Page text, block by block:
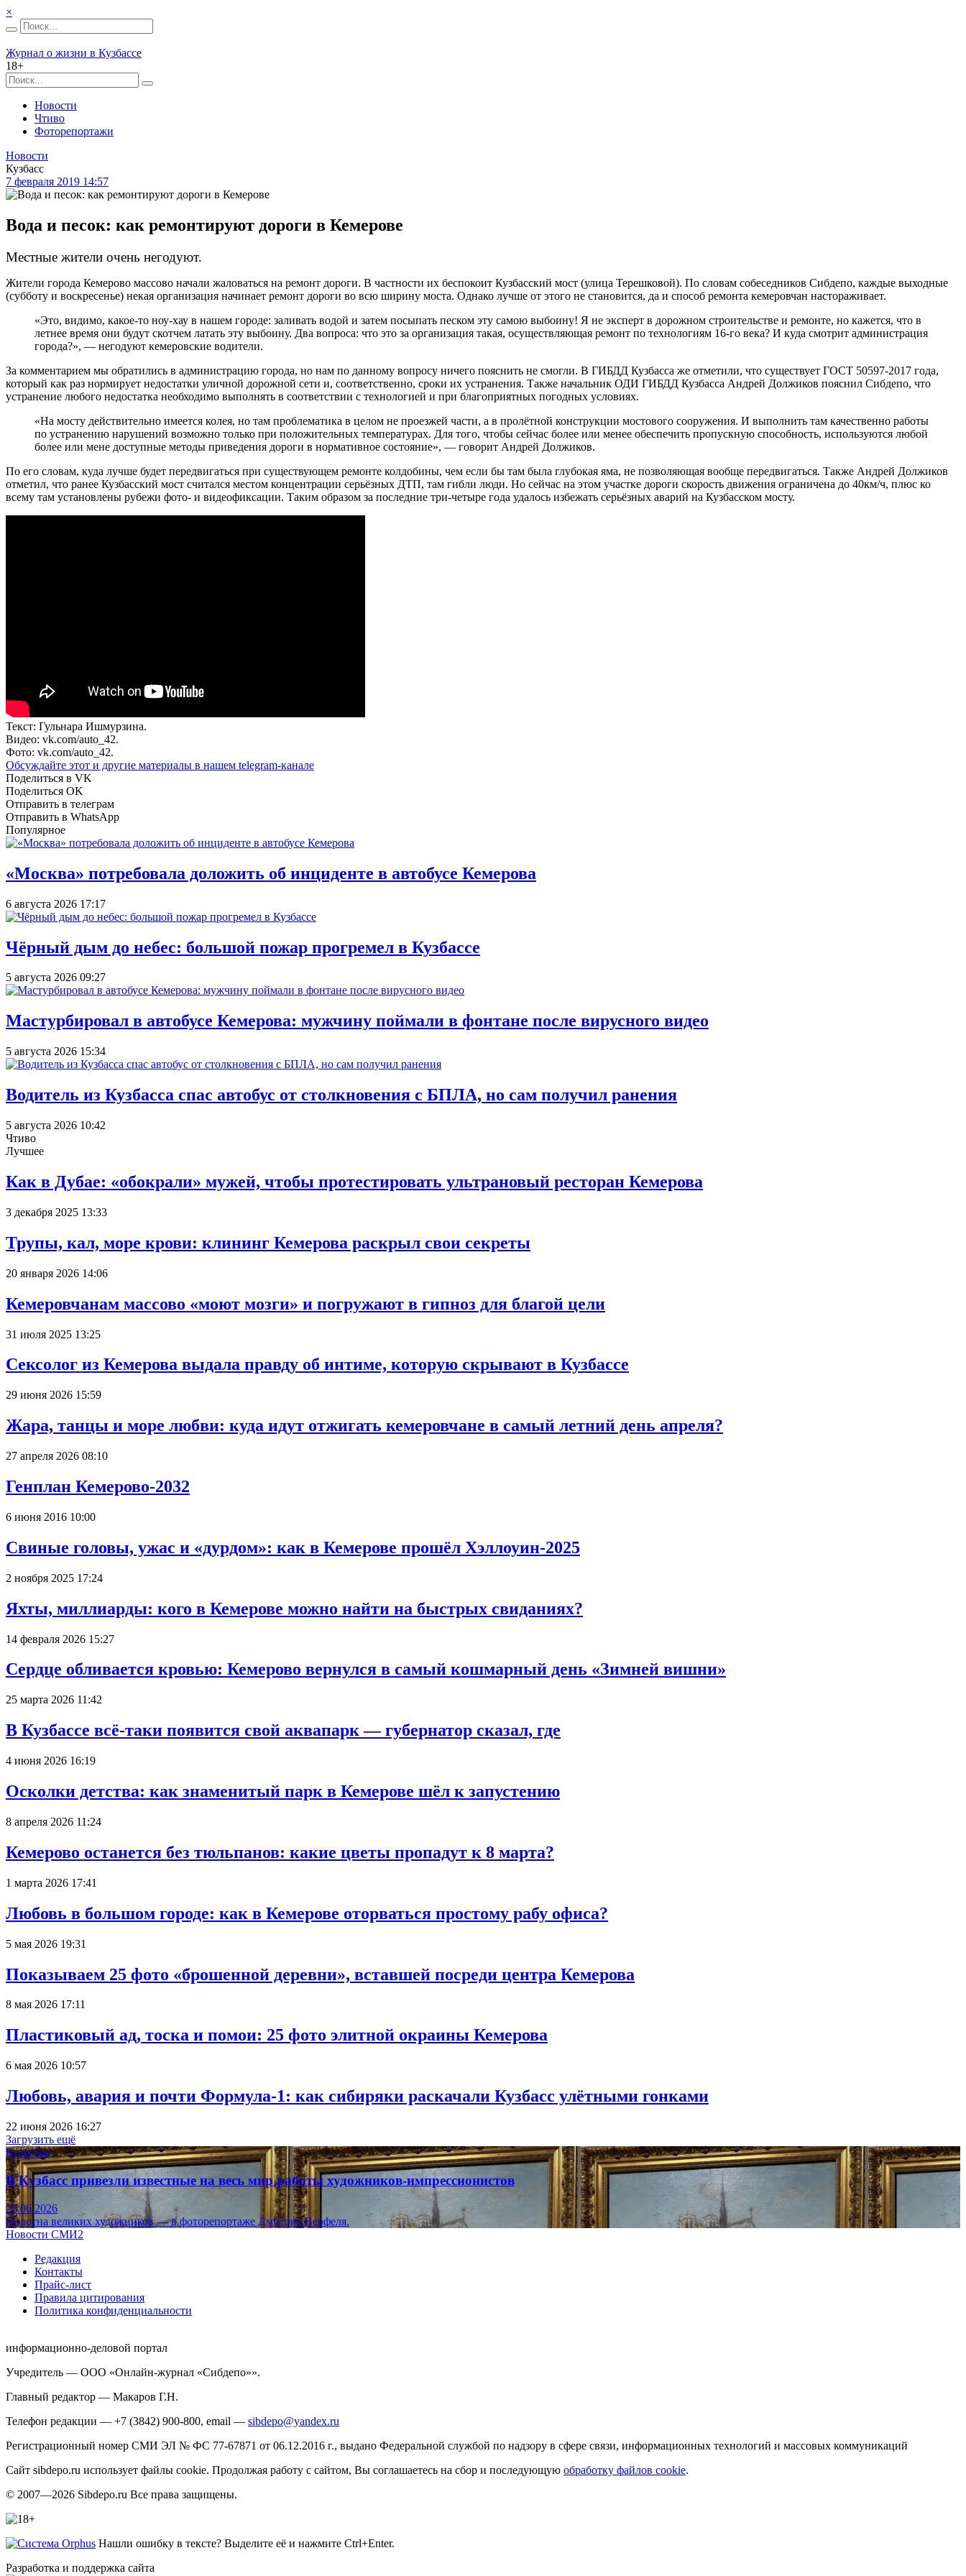
×
Журнал о жизни в Кузбассе
18+
Новости
Чтиво
Фоторепортажи
Новости
Кузбасс
7 февраля 2019 14:57
Вода и песок: как ремонтируют дороги в Кемерове
Местные жители очень негодуют.
Жители города Кемерово массово начали жаловаться на ремонт дороги. В частности их беспокоит Кузбасский мост (улица Терешковой). По словам собеседников Сибдепо, каждые выходные
(субботу и воскресенье) некая организация начинает ремонт дороги во всю ширину моста. Однако лучше от этого не становится, да и способ ремонта кемеровчан настораживает.
«Это, видимо, какое-то ноу-хау в нашем городе: заливать водой и затем посыпать песком эту самою выбоину! Я не эксперт в дорожном строительстве и ремонте, но кажется, что в
летнее время они будут скотчем латать эту выбоину. Два вопроса: что это за организация такая, осуществляющая ремонт по технологиям 16-го века? И куда смотрит администрация
города?», — негодуют кемеровские водители.
За комментарием мы обратились в администрацию города, но нам по данному вопросу ничего пояснить не смогли. В ГИБДД Кузбасса же отметили, что существует ГОСТ 50597-2017 года,
который как раз нормирует недостатки уличной дорожной сети и, соответственно, сроки их устранения. Также начальник ОДИ ГИБДД Кузбасса Андрей Должиков пояснил Сибдепо, что
устранение любого недостатка необходимо выполнять в соответствии с технологией и при благоприятных погодных условиях.
«На мосту действительно имеется колея, но там проблематика в целом не проезжей части, а в пролётной конструкции мостового сооружения. И выполнить там качественно работы
по устранению нарушений возможно только при положительных температурах. Для того, чтобы сейчас более или менее обеспечить пропускную способность, используются любой
более или мене доступные методы приведения дороги в нормативное состояние», — говорит Андрей Должиков.
По его словам, куда лучше будет передвигаться при существующем ремонте колдобины, чем если бы там была глубокая яма, не позволяющая вообще передвигаться. Также Андрей Должиков
отметил, что ранее Кузбасский мост считался местом концентрации серьёзных ДТП, там гибли люди. Но сейчас на этом участке дороги скорость движения ограничена до 40км/ч, плюс ко
всему там установлены рубежи фото- и видеофиксации. Таким образом за последние три-четыре года удалось избежать серьёзных аварий на Кузбасском мосту.
Текст: Гульнара Ишмурзина.
Видео: vk.com/auto_42.
Фото: vk.com/auto_42.
Обсуждайте этот и другие материалы в нашем telegram-канале
Поделиться в VK
Поделиться OK
Отправить в телеграм
Отправить в WhatsApp
Популярное
«Москва» потребовала доложить об инциденте в автобусе Кемерова
6 августа 2026 17:17
Чёрный дым до небес: большой пожар прогремел в Кузбассе
5 августа 2026 09:27
Мастурбировал в автобусе Кемерова: мужчину поймали в фонтане после вирусного видео
5 августа 2026 15:34
Водитель из Кузбасса спас автобус от столкновения с БПЛА, но сам получил ранения
5 августа 2026 10:42
Чтиво
Лучшее
Как в Дубае: «обокрали» мужей, чтобы протестировать ультрановый ресторан Кемерова
3 декабря 2025 13:33
Трупы, кал, море крови: клининг Кемерова раскрыл свои секреты
20 января 2026 14:06
Кемеровчанам массово «моют мозги» и погружают в гипноз для благой цели
31 июля 2025 13:25
Сексолог из Кемерова выдала правду об интиме, которую скрывают в Кузбассе
29 июня 2026 15:59
Жара, танцы и море любви: куда идут отжигать кемеровчане в самый летний день апреля?
27 апреля 2026 08:10
Генплан Кемерово-2032
6 июня 2016 10:00
Свиные головы, ужас и «дурдом»: как в Кемерове прошёл Хэллоуин-2025
2 ноября 2025 17:24
Яхты, миллиарды: кого в Кемерове можно найти на быстрых свиданиях?
14 февраля 2026 15:27
Сердце обливается кровью: Кемерово вернулся в самый кошмарный день «Зимней вишни»
25 марта 2026 11:42
В Кузбассе всё-таки появится свой аквапарк — губернатор сказал, где
4 июня 2026 16:19
Осколки детства: как знаменитый парк в Кемерове шёл к запустению
8 апреля 2026 11:24
Кемерово останется без тюльпанов: какие цветы пропадут к 8 марта?
1 марта 2026 17:41
Любовь в большом городе: как в Кемерове оторваться простому рабу офиса?
5 мая 2026 19:31
Показываем 25 фото «брошенной деревни», вставшей посреди центра Кемерова
8 мая 2026 17:11
Пластиковый ад, тоска и помои: 25 фото элитной окраины Кемерова
6 мая 2026 10:57
Любовь, авария и почти Формула-1: как сибиряки раскачали Кузбасс улётными гонками
22 июня 2026 16:27
Загрузить ещё
Культура
В Кузбасс привезли известные на весь мир работы художников-импрессионистов
23.06.2026
Полотна великих художников — в фоторепортаже Дмитрия Верфеля.
Новости СМИ2
Редакция
Контакты
Прайс-лист
Правила цитирования
Политика конфиденциальности
информационно-деловой портал
Учредитель — ООО «Онлайн-журнал «Сибдепо»».
Главный редактор — Макаров Г.Н.
Телефон редакции — +7 (3842) 900-800, email — sibdepo@yandex.ru
Регистрационный номер СМИ ЭЛ № ФС 77-67871 от 06.12.2016 г., выдано Федеральной службой по надзору в сфере связи, информационных технологий и массовых коммуникаций
Сайт sibdepo.ru использует файлы cookie. Продолжая работу с сайтом, Вы соглашаетесь на сбор и последующую обработку файлов cookie.
© 2007—2026 Sibdepo.ru Все права защищены.
Нашли ошибку в тексте? Выделите её и нажмите Ctrl+Enter.
Разработка и поддержка сайта